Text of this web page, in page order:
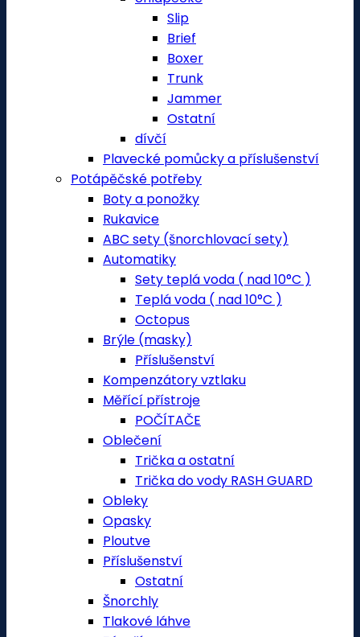
Slip
Brief
Boxer
Trunk
Jammer
Ostatní
dívčí
Plavecké pomůcky a příslušenství
Potápěčské potřeby
Boty a ponožky
Rukavice
ABC sety (šnorchlovací sety)
Automatiky
Sety teplá voda ( nad 10°C )
Teplá voda ( nad 10°C )
Octopus
Brýle (masky)
Příslušenství
Kompenzátory vztlaku
Měřící přístroje
POČÍTAČE
Oblečení
Trička a ostatní
Trička do vody RASH GUARD
Obleky
Opasky
Ploutve
Příslušenství
Ostatní
Šnorchly
Tlakové láhve